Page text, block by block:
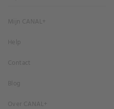
Mijn CANAL+
Help
Contact
Blog
Over CANAL+